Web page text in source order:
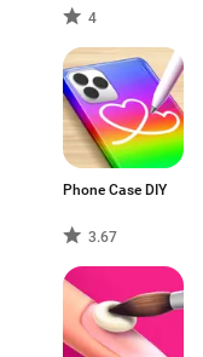
4
Phone Case DIY
3.67